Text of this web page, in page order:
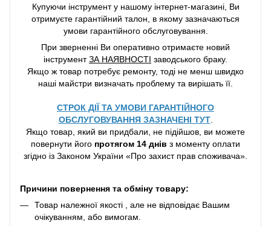
Купуючи інструмент у нашому інтернет-магазині, Ви
отримуєте гарантійний талон, в якому зазначаються
умови гарантійного обслуговування.
При зверненні Ви оперативно отримаєте новий
інструментЗА НАЯВНОСТІ заводського браку.
Якщо ж товар потребує ремонту, тоді не менш швидко
наші майстри визначать проблему та вирішать її.
СТРОК ДІЇ ТА УМОВИ ГАРАНТІЙНОГО
ОБСЛУГОВУВАННЯ ЗАЗНАЧЕНІ ТУТ.
Якщо товар, який ви придбали, не підійшов, ви можете
повернути його протягом 14 днів з моменту оплати
згідно із Законом України «Про захист прав споживача».
Причини повернення та обміну товару:
Товар належної якості , але не відповідає Вашим
очікуванням, або вимогам.